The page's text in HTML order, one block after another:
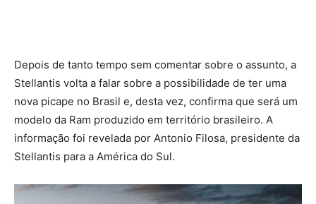
Depois de tanto tempo sem comentar sobre o assunto, a
Stellantis volta a falar sobre a possibilidade de ter uma
nova picape no Brasil e, desta vez, confirma que será um
modelo da Ram produzido em território brasileiro. A
informação foi revelada por Antonio Filosa, presidente da
Stellantis para a América do Sul.